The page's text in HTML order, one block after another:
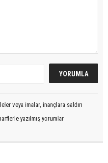
veya imalar, inançlara saldırı
yazılmış yorumlar